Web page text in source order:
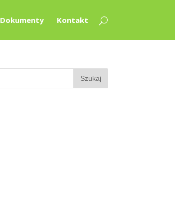
Dokumenty Kontakt